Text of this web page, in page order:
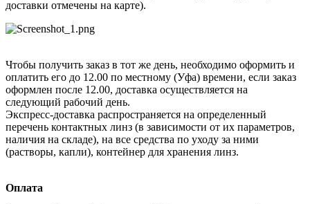
доставки отмечены на карте).
Чтобы получить заказ в тот же день, необходимо оформить и
оплатить его до 12.00 по местному (Уфа) времени, если заказ
оформлен после 12.00, доставка осуществляется на
следующий рабочий день.
Экспресс-доставка распространяется на определенный
перечень контактных линз (в зависимости от их параметров,
наличия на складе), на все средства по уходу за ними
(растворы, капли), контейнер для хранения линз.
Оплата